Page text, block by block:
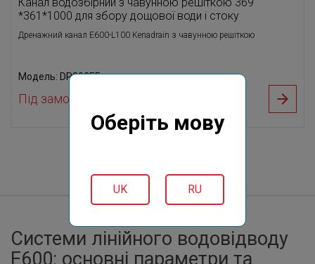
Оберіть мову
UK RU
Канал водозбірний з чавунною решіткою 369
*361*1000 для збору дощової води і стоку
Дренажний канал E600-L100 Kenadrain з чавунною решіткою
Модель: DR302EF
Під замовлення
Системи лінійного водовідводу
E600: основні параметри та